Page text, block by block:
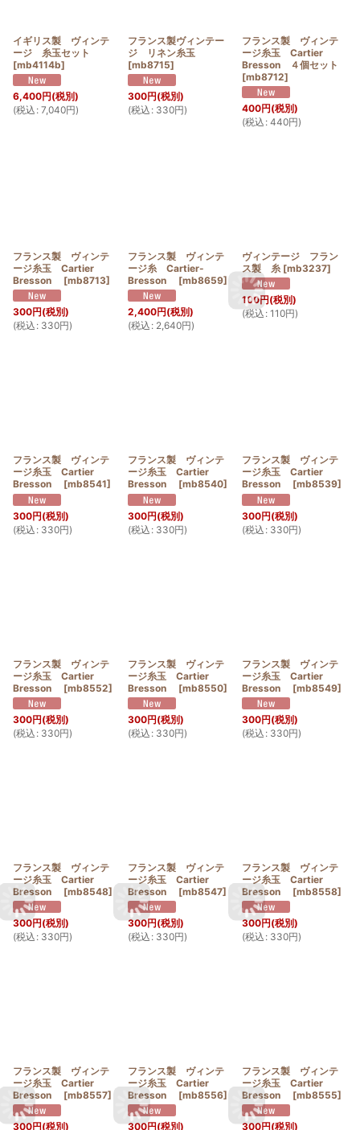
イギリス製 ヴィンテ
ージ 糸玉セット
[mb4114b]
6,400円(税別)
(税込 : 7,040円)
フランス製ヴィンテー
ジ リネン糸玉
[mb8715]
300円(税別)
(税込 : 330円)
フランス製 ヴィンテ
ージ糸玉 Cartier
Bresson ４個セット
[mb8712]
400円(税別)
(税込 : 440円)
フランス製 ヴィンテ
ージ糸玉 Cartier
Bresson
[mb8713]
300円(税別)
(税込 : 330円)
フランス製 ヴィンテ
ージ糸 Cartier-
Bresson
[mb8659]
2,400円(税別)
(税込 : 2,640円)
ヴィンテージ フラン
ス製 糸 [mb3237]
100円(税別)
(税込 : 110円)
フランス製 ヴィンテ
ージ糸玉 Cartier
Bresson
[mb8541]
300円(税別)
(税込 : 330円)
フランス製 ヴィンテ
ージ糸玉 Cartier
Bresson
[mb8540]
300円(税別)
(税込 : 330円)
フランス製 ヴィンテ
ージ糸玉 Cartier
Bresson
[mb8539]
300円(税別)
(税込 : 330円)
フランス製 ヴィンテ
ージ糸玉 Cartier
Bresson
[mb8552]
300円(税別)
(税込 : 330円)
フランス製 ヴィンテ
ージ糸玉 Cartier
Bresson
[mb8550]
300円(税別)
(税込 : 330円)
フランス製 ヴィンテ
ージ糸玉 Cartier
Bresson
[mb8549]
300円(税別)
(税込 : 330円)
フランス製 ヴィンテ
ージ糸玉 Cartier
Bresson
[mb8548]
300円(税別)
(税込 : 330円)
フランス製 ヴィンテ
ージ糸玉 Cartier
Bresson
[mb8547]
300円(税別)
(税込 : 330円)
フランス製 ヴィンテ
ージ糸玉 Cartier
Bresson
[mb8558]
300円(税別)
(税込 : 330円)
フランス製 ヴィンテ
ージ糸玉 Cartier
Bresson
[mb8557]
300円(税別)
フランス製 ヴィンテ
ージ糸玉 Cartier
Bresson
[mb8556]
300円(税別)
フランス製 ヴィンテ
ージ糸玉 Cartier
Bresson
[mb8555]
300円(税別)